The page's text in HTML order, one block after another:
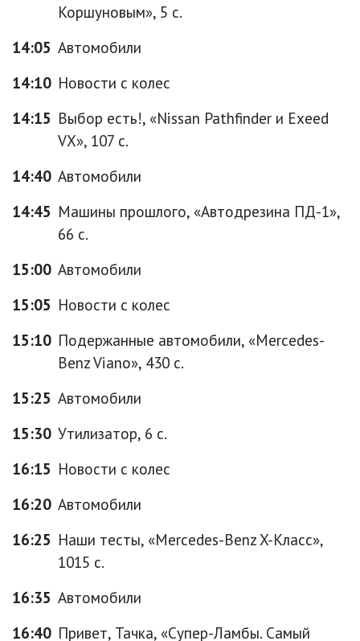
Коршуновым», 5 с.
14:05 Автомобили
14:10 Новости с колес
14:15 Выбор есть!, «Nissan Pathfinder и Exeed
VX», 107 с.
14:40 Автомобили
14:45 Машины прошлого, «Автодрезина ПД-1»,
66 с.
15:00 Автомобили
15:05 Новости с колес
15:10 Подержанные автомобили, «Mercedes-
Benz Viano», 430 с.
15:25 Автомобили
15:30 Утилизатор, 6 с.
16:15 Новости с колес
16:20 Автомобили
16:25 Наши тесты, «Mercedes-Benz X-Класс»,
1015 с.
16:35 Автомобили
16:40 Привет, Тачка, «Супер-Ламбы. Самый